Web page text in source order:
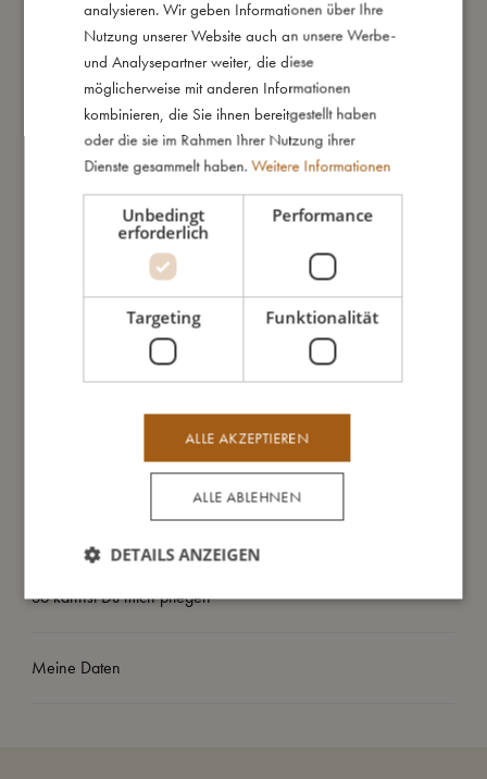
Eltern-Kind-Puzzle - Bauernhoftiere
11,99
IN DEN WARENKORB
Trainiere Deine Feinmotorik und lerne den Bauernhof kennen.
Schau, manche Tierbabys sehen genauso aus wie ihre Eltern,
andere sehen ganz anders aus.
Dein neues Puzzle-Set besteht aus zehn feinen Puzzles mit je
zwei handlichen Teilen. Die farbenfrohen, handgezeichneten
Illustrationen zeigen Dir Tiereltern und ihre niedlichen Kinder.
Dieses Spiel ist ab 3 Jahren und für die gesamte Familie
geeignet.
Daraus bin ich gemacht
So kannst Du mich pflegen
Meine Daten
GERMAN
analysieren. Wir geben Informationen über Ihre
Nutzung unserer Website auch an unsere Werbe-
und Analysepartner weiter, die diese
möglicherweise mit anderen Informationen
kombinieren, die Sie ihnen bereitgestellt haben
oder die sie im Rahmen Ihrer Nutzung ihrer
Dienste gesammelt haben. Weitere Informationen
Unbedingt
erforderlich
Performance
Targeting Funktionalität
ALLE AKZEPTIEREN
ALLE ABLEHNEN
DETAILS ANZEIGEN